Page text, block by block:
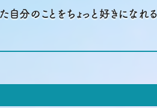
自分のことをちょっと好きになれ